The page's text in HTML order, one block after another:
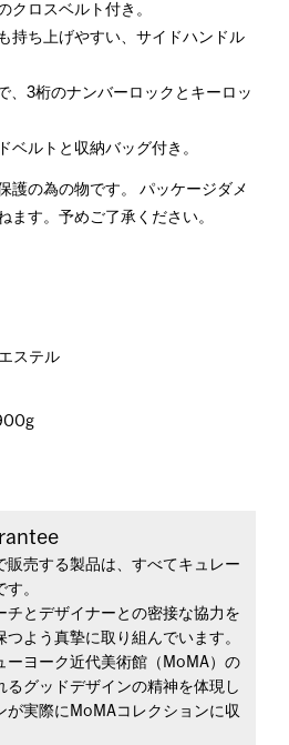
クロスベルト付き。
持ち上げやすい、サイドハンドル
、3桁のナンバーロックとキーロッ
ベルトと収納バッグ付き。
護の為の物です。 パッケージダメ
ます。予めご了承ください。
ステル
販売する製品は、すべてキュレー
。
チとデザイナーとの密接な協力を
よう真摯に取り組んでいます。
ーヨーク近代美術館（MoMA）の
るグッドデザインの精神を体現し
が実際にMoMAコレクションに収